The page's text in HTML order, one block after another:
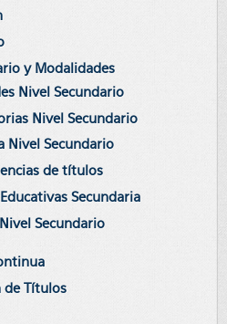
y Modalidades
Nivel Secundario
Nivel Secundario
Nivel Secundario
de títulos
Secundaria
Secundario
Títulos